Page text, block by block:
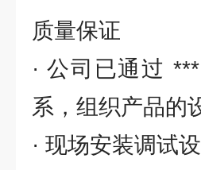
质量保证
· 公司已通过
系，组织产品的
· 现场安装调试